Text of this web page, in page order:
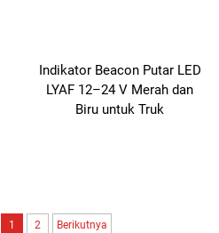
Indikator Beacon Putar LED
LYAF 12–24 V Merah dan
Biru untuk Truk
1 2 Berikutnya